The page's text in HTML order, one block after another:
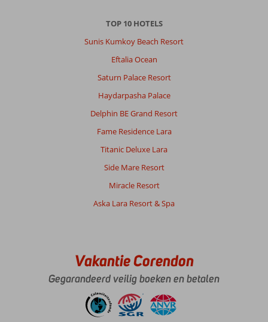
TOP 10 HOTELS
Sunis Kumkoy Beach Resort
Eftalia Ocean
Saturn Palace Resort
Haydarpasha Palace
Delphin BE Grand Resort
Fame Residence Lara
Titanic Deluxe Lara
Side Mare Resort
Miracle Resort
Aska Lara Resort & Spa
Vakantie Corendon
Gegarandeerd veilig boeken en betalen